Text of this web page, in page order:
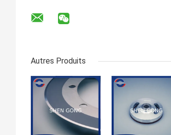
Autres Produits